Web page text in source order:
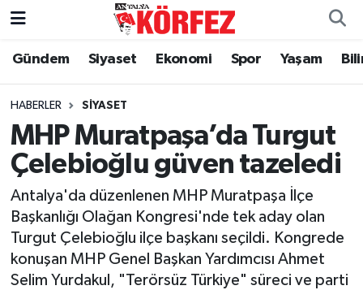
Gündem Siyaset Ekonomi Spor Yaşam
HABERLER SIYASET
MHP Muratpaşa’da Turgut
Çelebioğlu güven tazeledi
Antalya'da düzenlenen MHP Muratpaşa İlçe
Başkanlığı Olağan Kongresi'nde tek aday olan
Turgut Çelebioğlu ilçe başkanı seçildi. Kongrede
konuşan MHP Genel Başkan Yardımcısı Ahmet
Selim Yurdakul, "Terörsüz Türkiye" süreci ve parti
Gündem
Siyaset
Yerel Yönetim
Spor
Yaşam
Nöbetçi Eczaneler
Hava Durumu
Trafik Durumu
Tüm Manşetler
Son Dakika Haberleri